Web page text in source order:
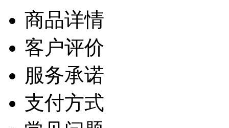
商品详情
客户评价
服务承诺
支付方式